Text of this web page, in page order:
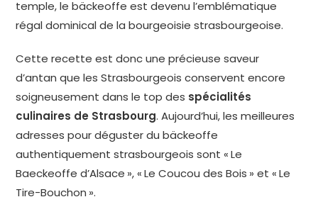
temple, le bäckeoffe est devenu l’emblématique
régal dominical de la bourgeoisie strasbourgeoise.
Cette recette est donc une précieuse saveur
d’antan que les Strasbourgeois conservent encore
soigneusement dans le top des spécialités
culinaires de Strasbourg. Aujourd’hui, les meilleures
adresses pour déguster du bäckeoffe
authentiquement strasbourgeois sont « Le
Baeckeoffe d’Alsace », « Le Coucou des Bois » et « Le
Tire-Bouchon ».